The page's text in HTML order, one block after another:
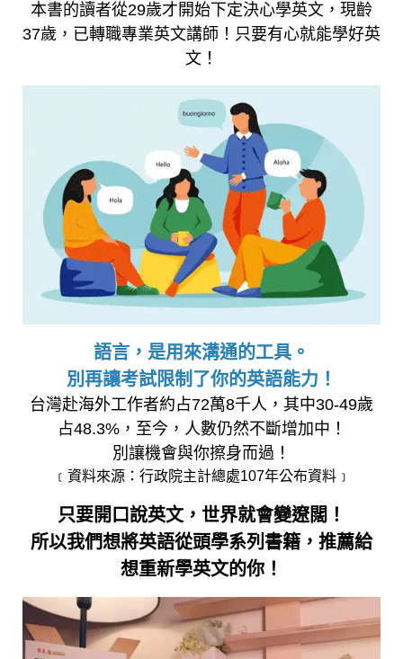
本書的讀者從29歲才開始下定決心學英文，現齡
37歲，已轉職專業英文講師！只要有心就能學好英
文！
語言，是用來溝通的工具。
別再讓考試限制了你的英語能力！
台灣赴海外工作者約占72萬8千人，其中30-49歲
占48.3%，至今，人數仍然不斷增加中！
別讓機會與你擦身而過！
﹝資料來源：行政院主計總處107年公布資料﹞
只要開口說英文，世界就會變遼闊！
所以我們想將英語從頭學系列書籍，推薦給
想重新學英文的你！